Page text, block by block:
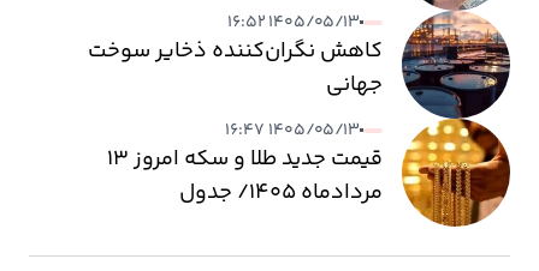
۱۴۰۵/۰۵/۱۳ ۱۶:۵۲
کاهش نگران‌کننده ذخایر سوخت
جهانی
۱۴۰۵/۰۵/۱۳ ۱۶:۴۷
قیمت جدید طلا و سکه امروز ۱۳
مردادماه ۱۴۰۵/ جدول